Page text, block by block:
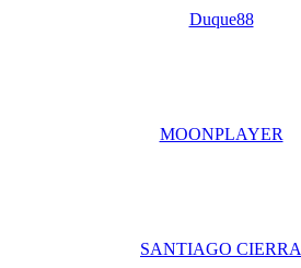
Duque88
MOONPLAYER
SANTIAGO CIERRA